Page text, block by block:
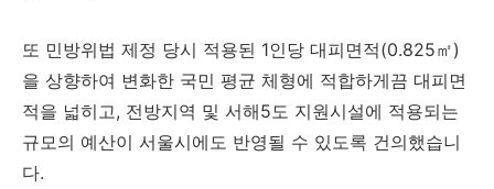
또 민방위법 제정 당시 적용된 1인당 대피면적(0.825㎡)
을 상향하여 변화한 국민 평균 체형에 적합하게끔 대피면
적을 넓히고, 전방지역 및 서해5도 지원시설에 적용되는
규모의 예산이 서울시에도 반영될 수 있도록 건의했습니
다.